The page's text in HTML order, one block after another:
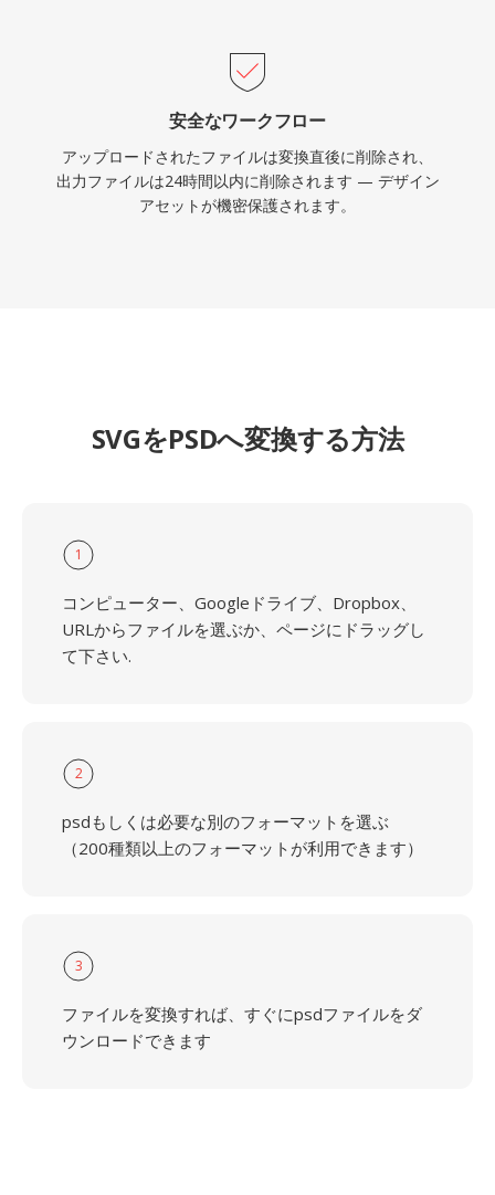
安全なワークフロー
アップロードされたファイルは変換直後に削除され、
出力ファイルは24時間以内に削除されます — デザイン
アセットが機密保護されます。
SVGをPSDへ変換する方法
1
コンピューター、Googleドライブ、Dropbox、
URLからファイルを選ぶか、ページにドラッグし
て下さい.
2
psdもしくは必要な別のフォーマットを選ぶ
（200種類以上のフォーマットが利用できます）
3
ファイルを変換すれば、すぐにpsdファイルをダ
ウンロードできます